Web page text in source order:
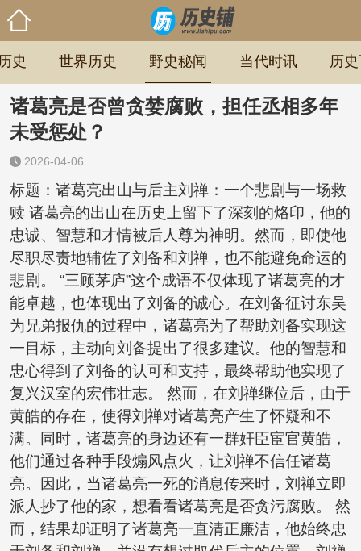
史 世界历史 野史秘闻 当代时讯 历
诸葛亮是否曾贪婪腐败，担任丞相多年
未受惩处？
2026-04-06
标题：诸葛亮出山与后主刘禅：一个悲剧与一场救
赎 诸葛亮的出山在历史上留下了深刻的烙印，他的
忠诚、智慧和才情被后人尊为神明。然而，即使他
尽职尽责地辅佐了刘备和刘禅，也不能避免命运的
悲剧。 “三顾茅庐”这个成语不仅体现了诸葛亮的才
能卓越，也体现出了刘备的诚心。在刘备征讨东吴
为兄弟报仇的过程中，诸葛亮为了帮助刘备实现这
一目标，主动向刘备提出了很多建议。他的智慧和
忠心得到了刘备的认可和支持，最终帮助他实现了
复兴汉室的宏伟壮志。 然而，在刘禅继位后，由于
黄皓的存在，使得刘禅对诸葛亮产生了怀疑和不
满。同时，诸葛亮的身边还有一群奸臣宦官黄皓，
他们通过各种手段煽风点火，让刘禅不信任诸葛
亮。因此，当诸葛亮一死的消息传来时，刘禅立即
派人抄了他的家，想看看诸葛亮是否贪污腐败。 然
而，结果却证明了诸葛亮一直清正廉洁，他始终忠